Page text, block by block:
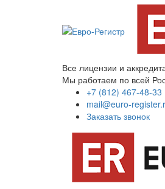
Все лицензии и
Мы работаем по всей
+7 (812) 467-48-33
mail@euro-
Заказать звонок